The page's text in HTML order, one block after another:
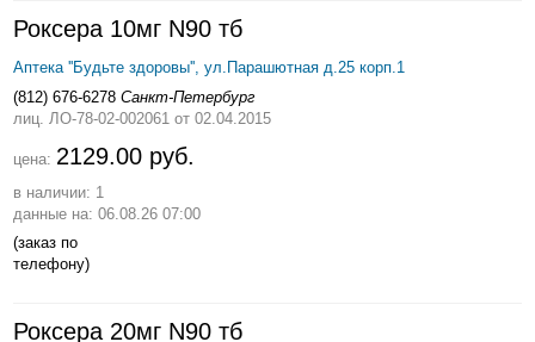
Роксера 10мг N90 тб
Аптека ''Будьте здоровы'', ул.Парашютная д.25 корп.1
(812) 676-6278 Санкт-Петербург
лиц. ЛО-78-02-002061 от 02.04.2015
цена: 2129.00 руб.
в наличии: 1
данные на: 06.08.26 07:00
(заказ по
телефону)
Роксера 20мг N90 тб